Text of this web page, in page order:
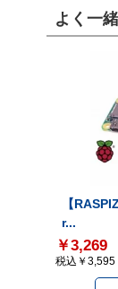
よく一
【
r...
￥3,269
税込￥3,595